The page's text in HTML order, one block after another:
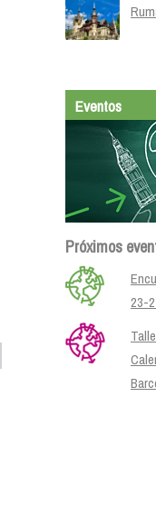
Eventos
Próximos
23-